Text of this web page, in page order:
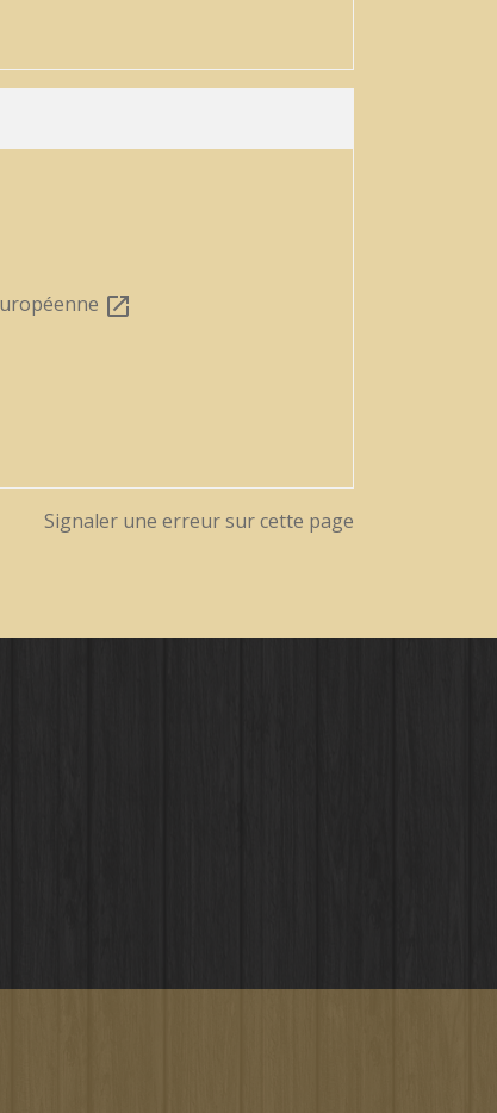
open_in_new
Signaler une erreur sur cette page